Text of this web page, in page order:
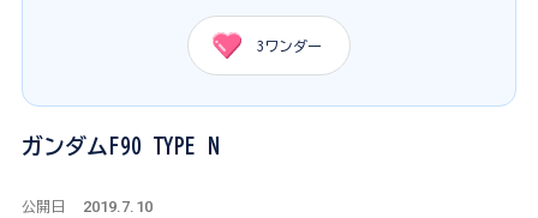
3 ワンダー
ガンダムF90 TYPE N
公開日 2019.7.10